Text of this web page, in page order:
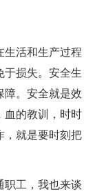
生活和生产过程
于损失。安全生
障。安全就是效
血的教训，时时
，就是要时刻把
职工，我也来谈